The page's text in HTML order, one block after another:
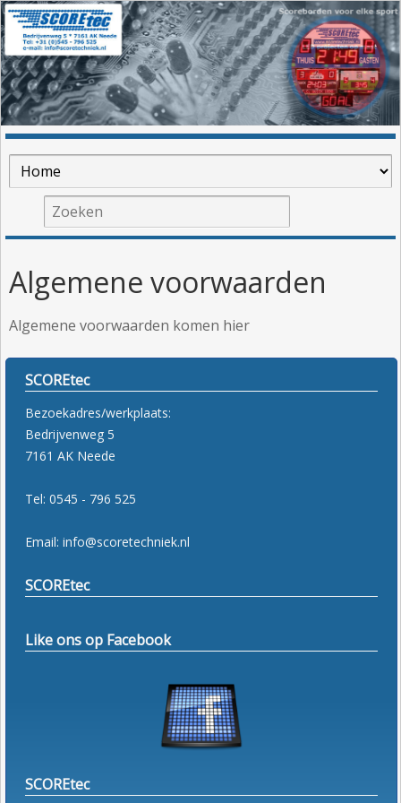
Algemene voorwaarden
Algemene voorwaarden komen hier
SCOREtec
Bezoekadres/werkplaats:
Bedrijvenweg 5
7161 AK Neede
Tel: 0545 - 796 525
Email: info@scoretechniek.nl
SCOREtec
Like ons op Facebook
SCOREtec